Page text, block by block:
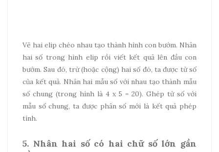
Vẽ hai elip chéo nhau tạo thành hình con bướm. Nhân
hai số trong hình elip rồi viết kết quả lên đầu con
bướm. Sau đó, trừ (hoặc cộng) hai số đó, ta được tử số
của kết quả. Nhân hai mẫu số với nhau tạo thành mẫu
số chung (trong hình là 4 x 5 = 20). Ghép tử số với
mẫu số chung, ta được phân số mới là kết quả phép
tính.
5. Nhân hai số có hai chữ số lớn gần